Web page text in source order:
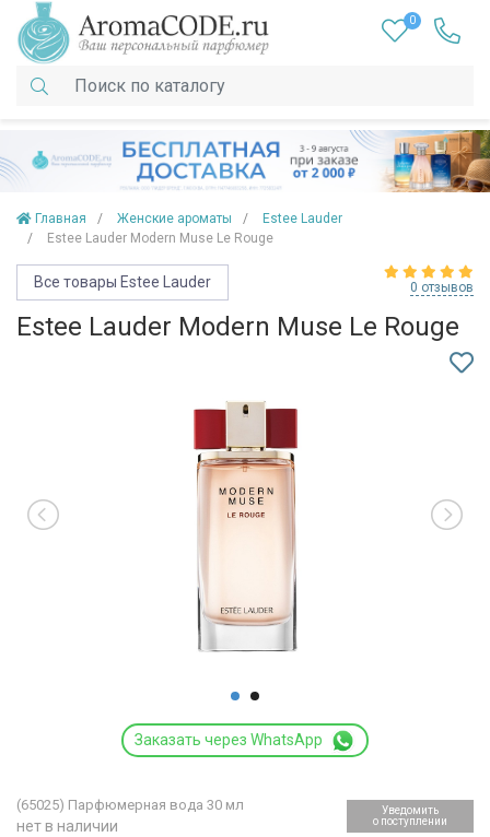
0
Главная Женские ароматы
Estee Lauder
Estee Lauder Modern Muse Le Rouge
Все товары Estee Lauder 0 отзывов
Estee Lauder Modern Muse Le Rouge
Заказать через WhatsApp
(65025) Парфюмерная вода 30 мл
нет в наличии
Уведомить
о поступлении